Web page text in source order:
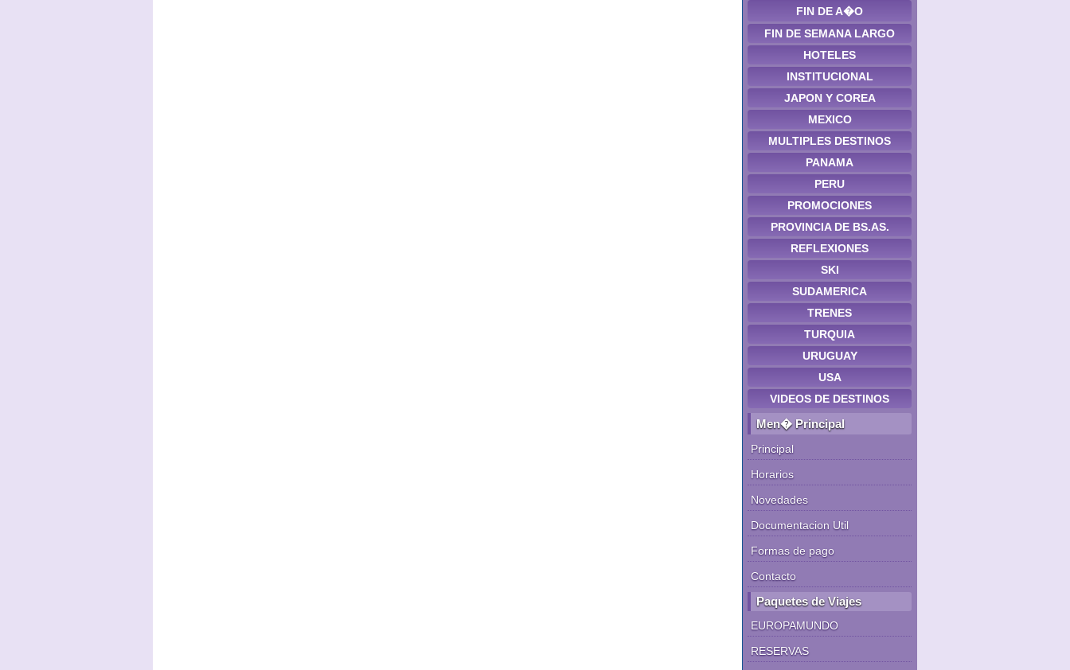
FIN DE A�O
FIN DE SEMANA LARGO
HOTELES
INSTITUCIONAL
JAPON Y COREA
MEXICO
MULTIPLES DESTINOS
PANAMA
PERU
PROMOCIONES
PROVINCIA DE BS.AS.
REFLEXIONES
SKI
SUDAMERICA
TRENES
TURQUIA
URUGUAY
USA
VIDEOS DE DESTINOS
Men� Principal
Principal
Horarios
Novedades
Documentacion Util
Formas de pago
Contacto
Paquetes de Viajes
EUROPAMUNDO
RESERVAS